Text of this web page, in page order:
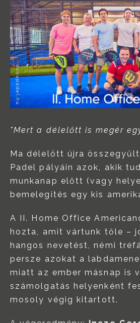
"Mert a délelőtt is megér
Ma délelőtt újra
Padel pályáin azok, akik
munkanap előtt (vagy
bemelegítés egy kis
A II. Home Office
hozta, amit vártunk tőle –
hangos nevetést, némi
persze azokat a
miatt az ember másnap is
számolgatás helyenként
mosoly végig kitartott.